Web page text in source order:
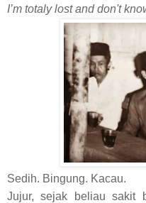
I’m totaly lost and don't
Sedih. Bingung. Kacau.
Jujur, sejak beliau sakit